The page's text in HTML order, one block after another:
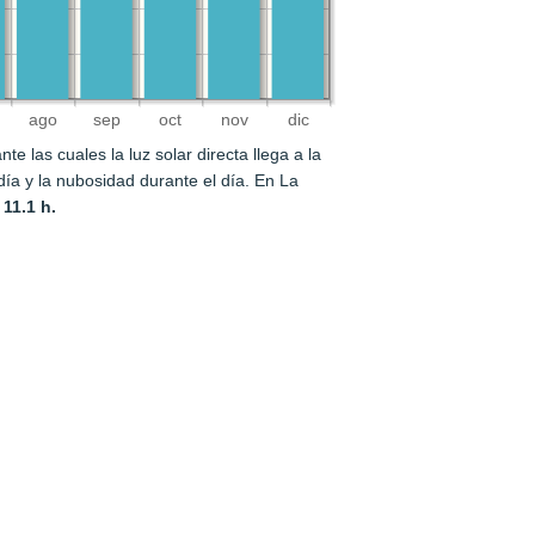
ago sep oct nov dic
las cuales la luz solar directa llega a la
y la nubosidad durante el día. En La
11.1 h.